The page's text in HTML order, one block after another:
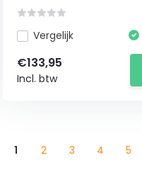
Vergelijk
€133,95
Incl. btw
1 2 3 4 5